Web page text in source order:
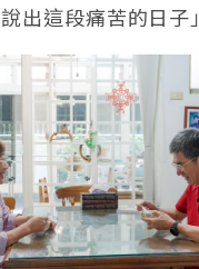
出這段痛苦的日子」